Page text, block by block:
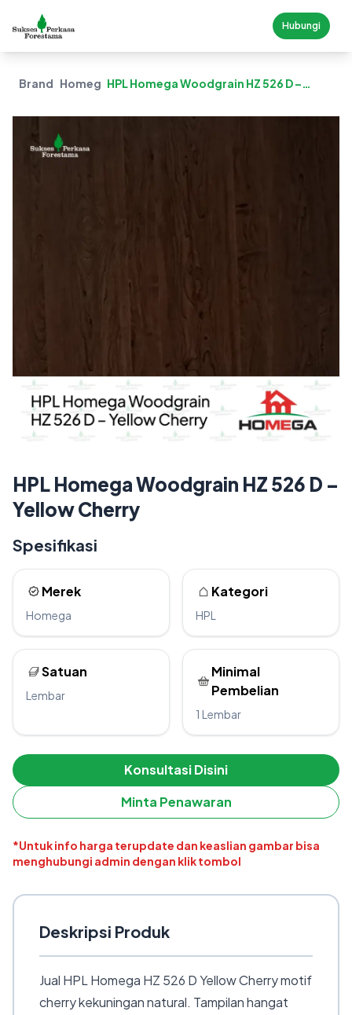
Hubungi
Brand HomegaHPL Homega Woodgrain HZ 526 D –
HPL Homega Woodgrain HZ 526 D –
Yellow Cherry
Spesifikasi
Merek
Homega
Kategori
HPL
Satuan
Lembar
Minimal
Pembelian
1 Lembar
Konsultasi Disini
Minta Penawaran
*Untuk info harga terupdate dan keaslian gambar bisa
menghubungi admin dengan klik tombol
Deskripsi Produk
Jual HPL Homega HZ 526 D Yellow Cherry motif
cherry kekuningan natural. Tampilan hangat